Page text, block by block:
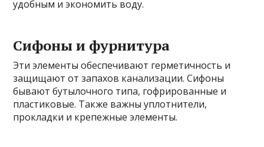
удобным и экономить воду.
Сифоны и фурнитура
Эти элементы обеспечивают герметичность и
защищают от запахов канализации. Сифоны
бывают бутылочного типа, гофрированные и
пластиковые. Также важны уплотнители,
прокладки и крепежные элементы.